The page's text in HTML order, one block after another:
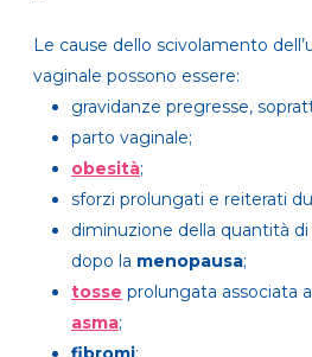
Le cause dello scivolamento
vaginale possono essere:
gravidanze pregresse,
parto vaginale;
obesità;
sforzi prolungati e reiterati
diminuzione della quantità
dopo la menopausa;
tosse prolungata associata a
asma;